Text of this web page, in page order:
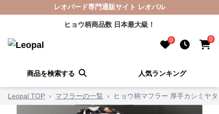
レオパード専門通販サイト レオパル
ヒョウ柄商品数 日本最大級！
0 0
商品を検索する 人気ランキング
Leopal TOP › マフラーの一覧 › ヒョウ柄マフラー 厚手カシミヤ